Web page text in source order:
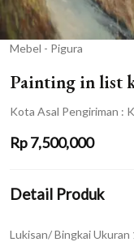
Mebel - Pigura
Painting in list
Kota Asal Pengiriman :
Rp7,500,000
Detail Produk
Lukisan/ Bingkai